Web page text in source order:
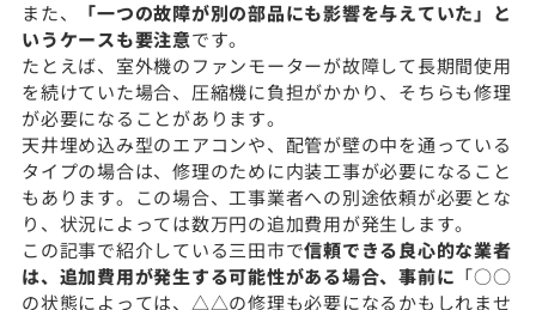
また、
「一つの故障が別の部品にも影響を与えていた」と
いうケースも要注意です。
たとえば、室外機のファンモーターが故障して長期間使用
を続けていた場合、圧縮機に負担がかかり、そちらも修理
が必要になることがあります。
天井埋め込み型のエアコンや、配管が壁の中を通っている
タイプの場合は、修理のために内装工事が必要になること
もあります。この場合、工事業者への別途依頼が必要とな
り、状況によっては数万円の追加費用が発生します。
この記事で紹介している三田市で信頼できる良心的な業者
は、追加費用が発生する可能性がある場合、事前に 「○○
の状態によっては、△△の修理も必要になるかもしれませ